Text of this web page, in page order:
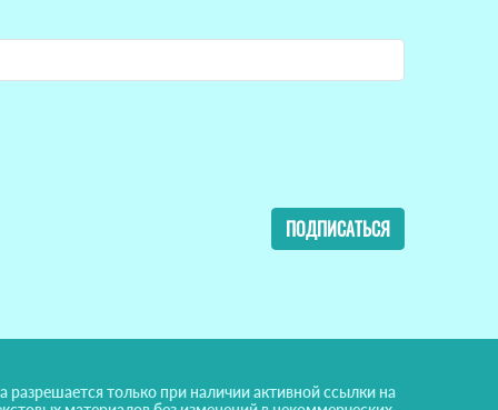
ПОДПИСАТЬСЯ
разрешается только при наличии активной ссылки на